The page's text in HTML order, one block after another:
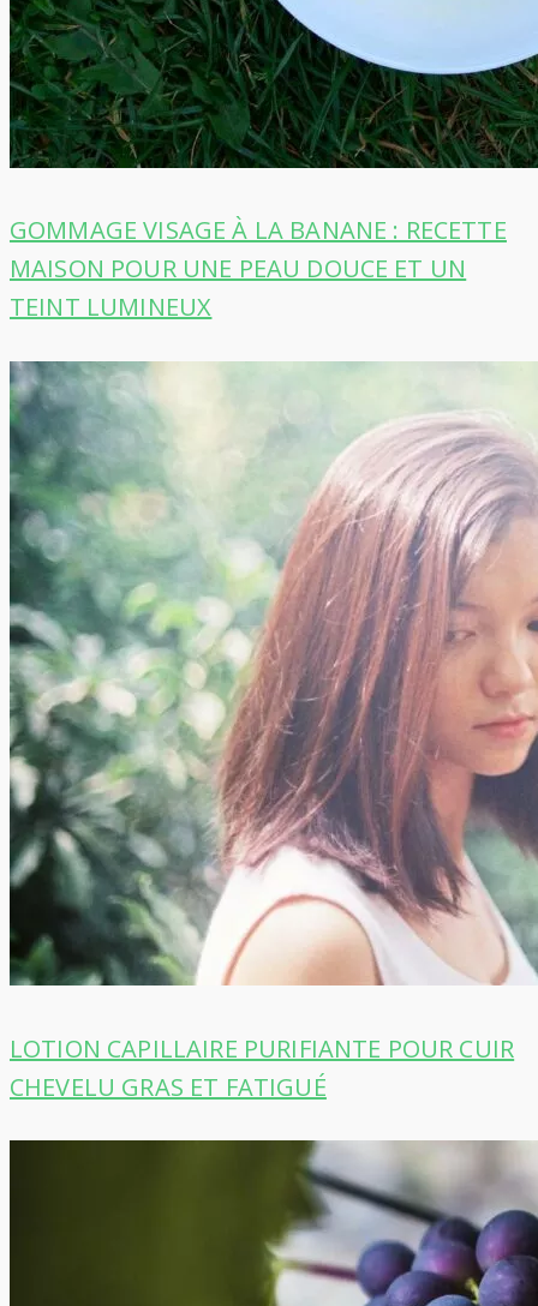
GOMMAGE VISAGE À LA BANANE : RECETTE
MAISON POUR UNE PEAU DOUCE ET UN
TEINT LUMINEUX
LOTION CAPILLAIRE PURIFIANTE POUR CUIR
CHEVELU GRAS ET FATIGUÉ